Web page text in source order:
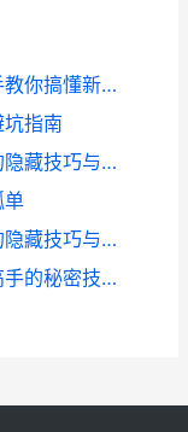
逆水寒新增恩怨玩法全解析：手把手教你搞懂新系统
指南
逆水寒手部挂件全解析：提升战力的隐藏技巧与搭配攻略
单
逆水寒武器拓印全攻略：新手必看的隐藏技巧与避坑指南
逆水寒招募师姐全攻略：从新手到高手的秘密技巧